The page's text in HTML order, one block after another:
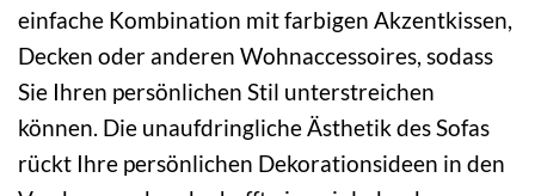
einfache Kombination mit farbigen Akzentkissen,
Decken oder anderen Wohnaccessoires, sodass
Sie Ihren persönlichen Stil unterstreichen
können. Die unaufdringliche Ästhetik des Sofas
rückt Ihre persönlichen Dekorationsideen in den